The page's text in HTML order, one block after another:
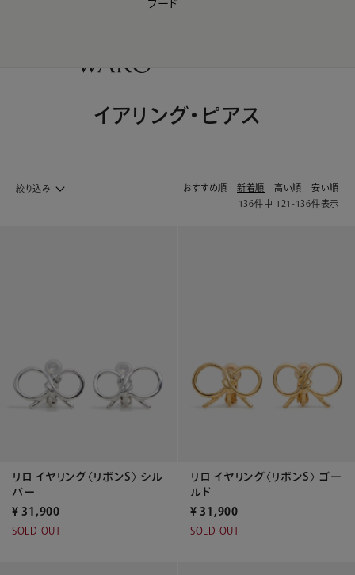
【会員様限定】夏のプレゼントキャンペーン開催中
フード
イアリング・ピアス
おすすめ順 新着順 高い順
安い順
136件中 121-136件表示
絞り込み
リロ イヤリング〈リボンS〉 シル
バー
¥ 31,900
SOLD OUT
リロ イヤリング〈リボンS〉 ゴー
ルド
¥ 31,900
SOLD OUT